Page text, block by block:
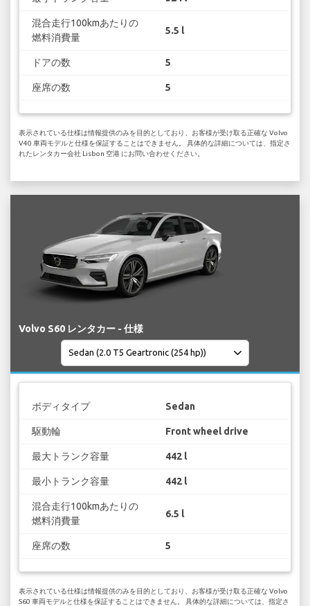
混合走行100kmあたりの
燃料消費量
5.5 l
ドアの数 5
座席の数 5
表示されている仕様は情報提供のみを目的としており、お客様が受け取る正確な Volvo
V40 車両モデルと仕様を保証することはできません。 具体的な詳細については、指定さ
れたレンタカー会社 Lisbon 空港 にお問い合わせください。
Volvo S60 レンタカー - 仕様
ボディタイプ Sedan
駆動輪 Front wheel drive
最大トランク容量 442 l
最小トランク容量 442 l
混合走行100kmあたりの
燃料消費量
6.5 l
座席の数 5
表示されている仕様は情報提供のみを目的としており、お客様が受け取る正確な Volvo
S60 車両モデルと仕様を保証することはできません。 具体的な詳細については、指定さ